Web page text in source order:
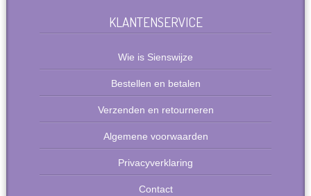
KLANTENSERVICE
Wie is Sienswijze
Bestellen en betalen
Verzenden en retourneren
Algemene voorwaarden
Privacyverklaring
Contact